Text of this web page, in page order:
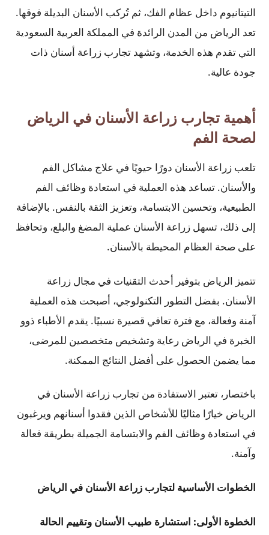
التيتانيوم داخل عظام الفك، ثم تُركب الأسنان البديلة فوقها.
تعد الرياض من المدن الرائدة في المملكة العربية السعودية
التي تقدم هذه الخدمة، وتشهد تجارب زراعة أسنان ذات
جودة عالية.
أهمية تجارب زراعة الأسنان في الرياض
لصحة الفم
تلعب زراعة الأسنان دورًا حيويًا في علاج مشاكل الفم
والأسنان. تساعد هذه العملية في استعادة وظائف الفم
الطبيعية، وتحسين الابتسامة، وتعزيز الثقة بالنفس. بالإضافة
إلى ذلك، تسهل زراعة الأسنان عملية المضغ والبلع، وتحافظ
على صحة العظام المحيطة بالأسنان.
تتميز الرياض بتوفير أحدث التقنيات في مجال زراعة
الأسنان. بفضل التطور التكنولوجي، أصبحت هذه العملية
آمنة وفعالة، مع فترة تعافي قصيرة نسبيًا. يقدم الأطباء ذوو
الخبرة في الرياض رعاية وتشخيص متخصصين للمرضى،
مما يضمن الحصول على أفضل النتائج الممكنة.
باختصار، تعتبر الاستفادة من تجارب زراعة الأسنان في
الرياض خيارًا مثاليًا للأشخاص الذين فقدوا أسنانهم ويرغبون
في استعادة وظائف الفم والابتسامة الجميلة بطريقة فعالة
وآمنة.
الخطوات الأساسية لتجارب زراعة الأسنان في الرياض
الخطوة الأولى: استشارة طبيب الأسنان وتقييم الحالة